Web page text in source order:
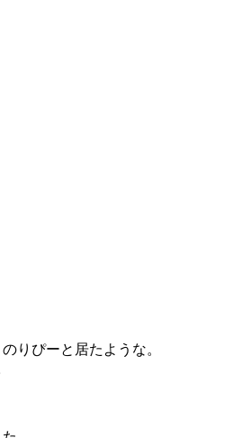
りぴーと居たような。